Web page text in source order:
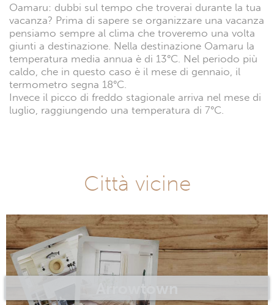
Oamaru: dubbi sul tempo che troverai durante la tua
vacanza? Prima di sapere se organizzare una vacanza
pensiamo sempre al clima che troveremo una volta
giunti a destinazione. Nella destinazione Oamaru la
temperatura media annua è di 13°C. Nel periodo più
caldo, che in questo caso è il mese di gennaio, il
termometro segna 18°C.
Invece il picco di freddo stagionale arriva nel mese di
luglio, raggiungendo una temperatura di 7°C.
Città vicine
Arrowtown